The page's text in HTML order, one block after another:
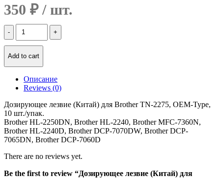
350 ₽
Количество
Дозирующее
лезвие
(Китай)
TN-
2275,
Type
Add to cart
Описание
Reviews (0)
Дозирующее лезвие (Китай) для Brother TN-2275, OEM-Type,
10 шт./упак.
Brother HL-2250DN, Brother HL-2240, Brother MFC-7360N,
Brother HL-2240D, Brother DCP-7070DW, Brother DCP-
7065DN, Brother DCP-7060D
There are no reviews yet.
Be the first to review “Дозирующее лезвие (Китай) для